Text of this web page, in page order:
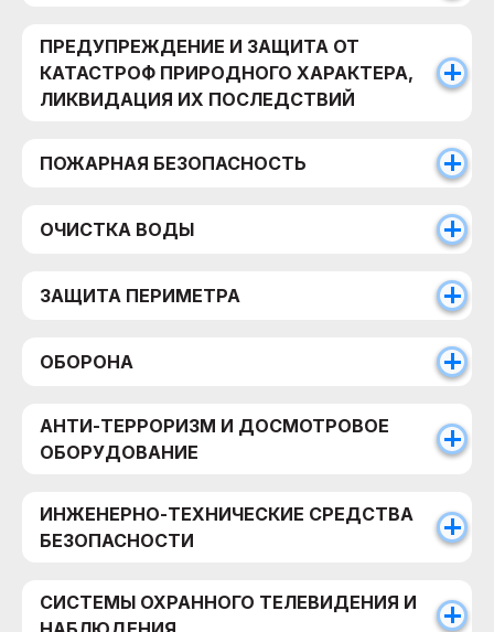
ПРЕДУПРЕЖДЕНИЕ И ЗАЩИТА ОТ
КАТАСТРОФ ПРИРОДНОГО ХАРАКТЕРА,
ЛИКВИДАЦИЯ ИХ ПОСЛЕДСТВИЙ
ПОЖАРНАЯ БЕЗОПАСНОСТЬ
ОЧИСТКА ВОДЫ
ЗАЩИТА ПЕРИМЕТРА
ОБОРОНА
АНТИ-ТЕРРОРИЗМ И ДОСМОТРОВОЕ
ОБОРУДОВАНИЕ
ИНЖЕНЕРНО-ТЕХНИЧЕСКИЕ СРЕДСТВА
БЕЗОПАСНОСТИ
СИСТЕМЫ ОХРАННОГО ТЕЛЕВИДЕНИЯ И